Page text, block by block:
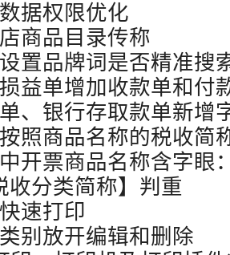
据权限优化
商品目录传称
置品牌词是否精准搜
益单增加收款单和付
、银行存取款单新增
照商品名称的税收简
开票商品名称含字眼
收分类简称】判重
速打印
别放开编辑和删除